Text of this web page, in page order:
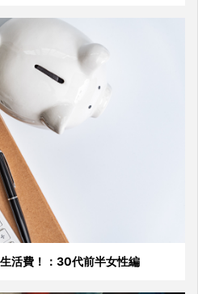
活費！：30代前半女性編